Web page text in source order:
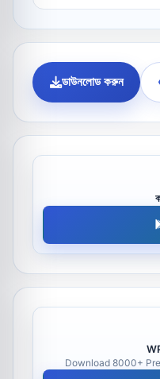
ডাউনলোড করুন
Download 8000+